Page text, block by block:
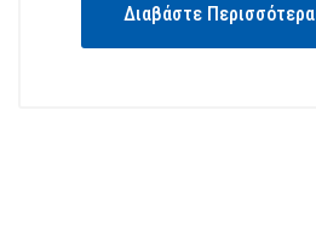
Διαβάστε Περισσότερα